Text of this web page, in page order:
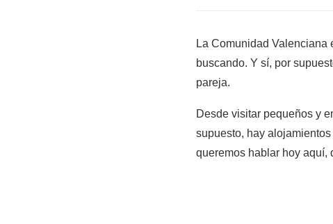
La Comunidad Valenciana
buscando. Y sí, por
pareja.
Desde visitar pequeños y
supuesto, hay
queremos hablar hoy aquí,